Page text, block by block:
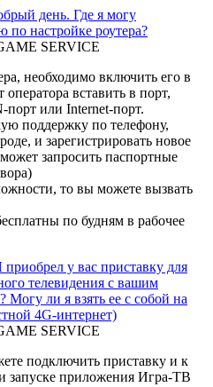
день. Где я могу
по настройке роутера?
SERVICE
необходимо включить его в
оператора вставить в порт,
или Internet-порт.
поддержку по телефону,
и зарегистрировать новое
запросить паспортные
то вы можете вызвать
по будням в рабочее
приобрел у вас приставку для
телевидения с вашим
ли я взять ее с собой на
4G-интернет)
SERVICE
подключить приставку и к
запуске приложения Игра-ТВ